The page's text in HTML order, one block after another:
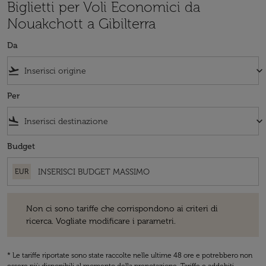
Biglietti per Voli Economici da
Nouakchott a Gibilterra
Da
flight_takeoff keyboard_arrow_down
Per
flight_land keyboard_arrow_down
Budget
EUR
Non ci sono tariffe che corrispondono ai criteri di
ricerca. Vogliate modificare i parametri.
* Le tariffe riportate sono state raccolte nelle ultime 48 ore e potrebbero non